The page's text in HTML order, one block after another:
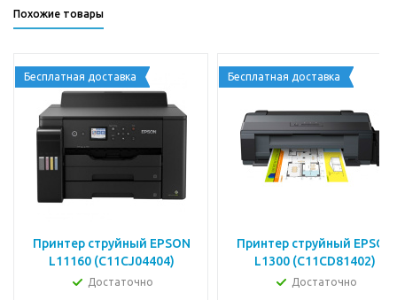
Похожие товары
Бесплатная доставка
Принтер струйный EPSON
L11160 (C11CJ04404)
Достаточно
Бесплатная доставка
Принтер струйный EPSON
L1300 (C11CD81402)
Достаточно